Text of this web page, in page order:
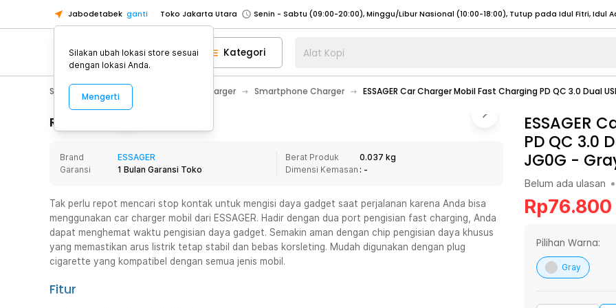
Jabodetabek ganti Toko Jakarta Utara
Toko Tangerang
Toko Cikupa
Pick n Go Jakarta Barat
Senin - Jumat (07:00 - 20:00), Sabtu - Minggu (08:00 - 20:00), Tutup pada Idul Fitri
Pick n Go Bekasi
Senin - Jumat (08:00 - 20:00), Sabtu - Minggu/ Libur Nasional (08:00 - 17:00) Selengkapnya
Senin - Jumat (08:00 - 20:00), Sabtu - Minggu/ Libur Nasional (08:00 - 17:00) Selengkapnya
Senin - Sabtu (09:00-20:00), Minggu/Libur Nasional (12:00-20:00), Tutup pada Idul Fitri
Senin - Sabtu (09:00-20:00), Minggu/Libur Nasional (12:00-20:00), Tutup pada Idul Fitri
Toko Tangerang
Toko Cikupa
Pick n Go Jakarta Barat
Senin - Jumat (07:00 - 20:00), Sabtu - Minggu (08:00 - 20:00), Tutup pada Idul Fitri
Pick n Go Bekasi
Senin - Jumat (08:00 - 20:00), Sabtu - Minggu/ Libur Nasional (08:00 - 17:00) Selengkapnya
Kategori Alat Kopi
Smartphone & Tablet Baterai & Charger Smartphone Charger ESSAGER Car Charger Mobil Fast Charging PD QC 3.0 Dual
Rincian Produk
Brand
ESSAGER
Garansi
1 Bulan Garansi Toko
Berat Produk
0.037 kg
Dimensi Kemasan : -
Tak perlu repot mencari stop kontak untuk mengisi daya gadget saat perjalanan karena Anda bisa
menggunakan car charger mobil dari ESSAGER. Hadir dengan dua port pengisian fast charging, Anda
dapat menghemat waktu pengisian daya gadget. Semakin aman dengan chip pengisian daya khusus
yang memastikan arus listrik tetap stabil dan bebas korsleting. Mudah digunakan dengan plug
cigarette yang kompatibel dengan semua jenis mobil.
Fitur
ESSAGER
PD QC 3.0
JG0G -
Belum ada ulasan •
Rp76.800
Pilihan Warna:
Gray
Silakan ubah lokasi store sesuai
dengan lokasi Anda.
Mengerti